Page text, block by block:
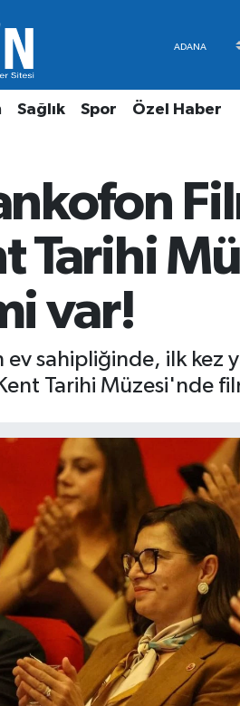
Sağlık Spor Özel Haber
Tarihi
var!
ev sahipliğinde, ilk kez
Tarihi Müzesi'nde